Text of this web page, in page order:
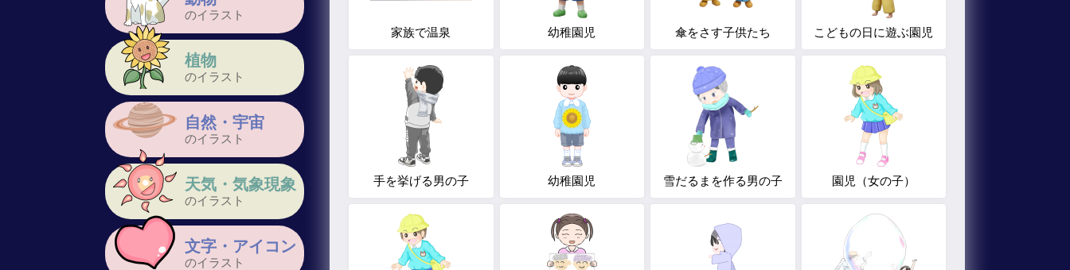
のイラスト
植物
のイラスト
自然・宇宙
のイラスト
天気・気象現象
のイラスト
文字・アイコン
のイラスト
家族で温泉 幼稚園児 傘をさす子供たち こどもの日に遊ぶ園児
手を挙げる男の子 幼稚園児 雪だるまを作る男の子 園児（女の子）